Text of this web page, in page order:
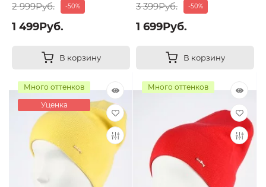
2 999Руб. -50%
1 499Руб.
В корзину
3 399Руб. -50%
1 699Руб.
В корзину
Много оттенков
Уценка
Много оттенков